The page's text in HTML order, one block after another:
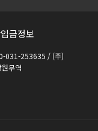
금정보
031-253635 / (주)
무역